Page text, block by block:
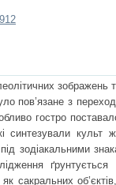
пов’язане з
гостро
культ
зодіакальними
ґрунтується
сакральних